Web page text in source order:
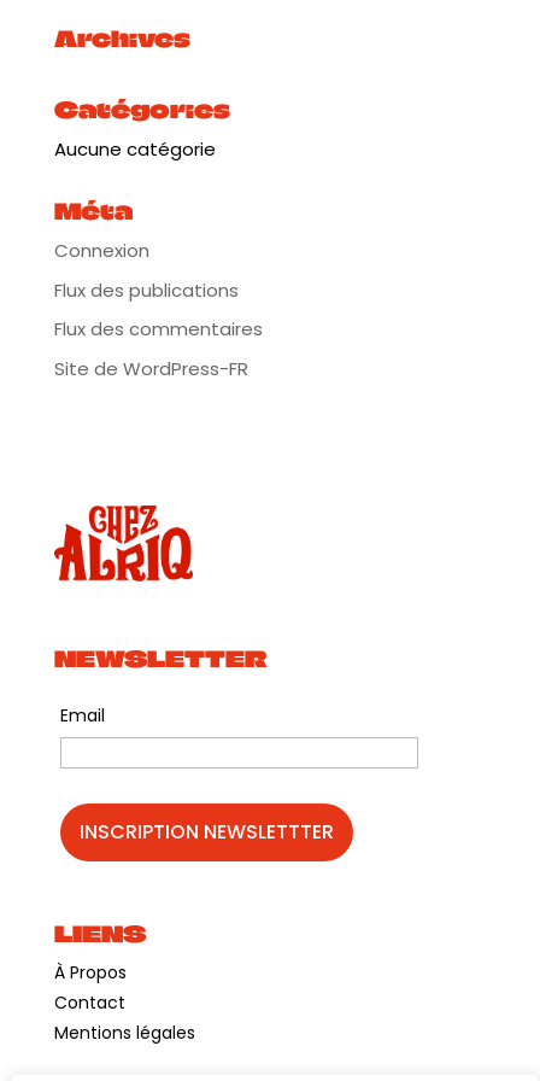
Archives
Catégories
Aucune catégorie
Méta
Connexion
Flux des publications
Flux des commentaires
Site de WordPress-FR
NEWSLETTER
Email
LIENS
À Propos
Contact
Mentions légales